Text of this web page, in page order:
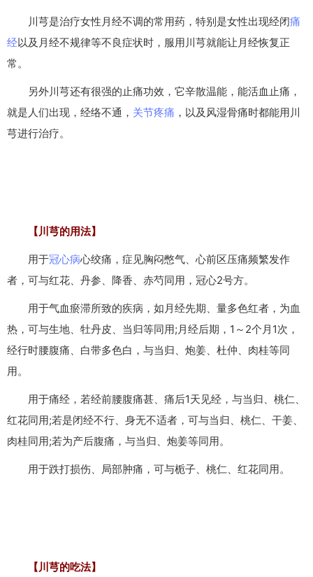
川芎是治疗女性月经不调的常用药，特别是女性出现经闭痛
经以及月经不规律等不良症状时，服用川芎就能让月经恢复正
常。
另外川芎还有很强的止痛功效，它辛散温能，能活血止痛，
就是人们出现，经络不通， 关节疼痛 ，以及风湿骨痛时都能用川
芎进行治疗。
【川芎的用法】
用于冠心病心绞痛，症见胸闷憋气、心前区压痛频繁发作
者，可与红花、丹参、降香、赤芍同用，冠心2号方。
用于气血瘀滞所致的疾病，如月经先期、量多色红者，为血
热，可与生地、牡丹皮、当归等同用;月经后期，1～2个月1次，
经行时腰腹痛、白带多色白，与当归、炮姜、杜仲、肉桂等同
用。
用于痛经，若经前腰腹痛甚、痛后1天见经，与当归、桃仁、
红花同用;若是闭经不行、身无不适者，可与当归、桃仁、干姜、
肉桂同用;若为产后腹痛，与当归、炮姜等同用。
用于跌打损伤、局部肿痛，可与栀子、桃仁、红花同用。
【川芎的吃法】